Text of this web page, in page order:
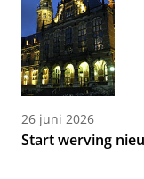
26 juni 2026
Start werving